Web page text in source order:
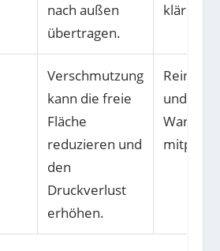
nach außen
übertragen.
klären.
Verschmutzung
kann die freie
Fläche
reduzieren und
den
Druckverlust
erhöhen.
und